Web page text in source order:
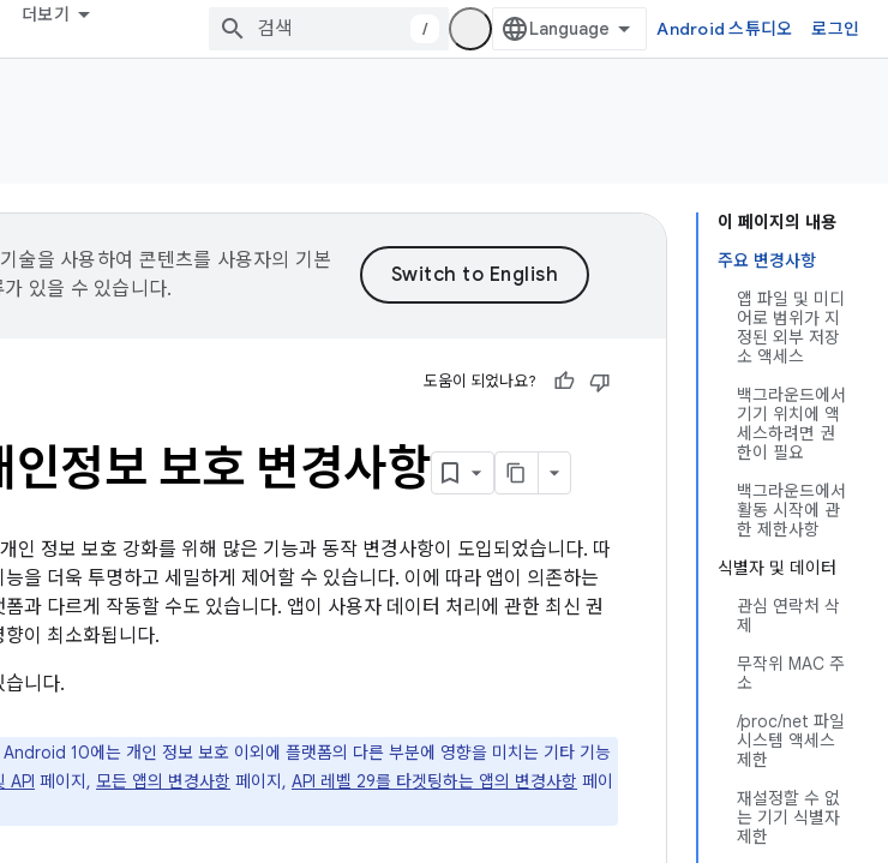
더보기
/ Android 스튜디오 로그인
이 페이지의 내용
주요 변경사항
앱 파일 및 미디
어로 범위가 지
정된 외부 저장
소 액세스
백그라운드에서
기기 위치에 액
세스하려면 권
한이 필요
백그라운드에서
활동 시작에 관
한 제한사항
식별자 및 데이터
관심 연락처 삭
제
무작위 MAC 주
소
/proc/net 파일
시스템 액세스
제한
재설정할 수 없
는 기기 식별자
제한
술을 사용하여 콘텐츠를 사용자의 기본
있을 수 있습니다.
도움이 되었나요?
정보 보호 변경사항
인 정보 보호 강화를 위해 많은 기능과 동작 변경사항이 도입되었습니다. 따
을 더욱 투명하고 세밀하게 제어할 수 있습니다. 이에 따라 앱이 의존하는
과 다르게 작동할 수도 있습니다. 앱이 사용자 데이터 처리에 관한 최신 권
이 최소화됩니다.
습니다.
10에는 개인 정보 보호 이외에 플랫폼의 다른 부분에 영향을 미치는 기타 기능
API 페이지, 모든 앱의 변경사항 페이지, API 레벨 29를 타겟팅하는 앱의 변경사항 페이